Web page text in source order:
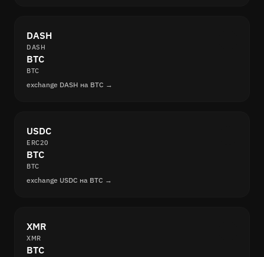
DASH
DASH
BTC
BTC
exchange DASH на BTC →
USDC
ERC20
BTC
BTC
exchange USDC на BTC →
XMR
XMR
BTC